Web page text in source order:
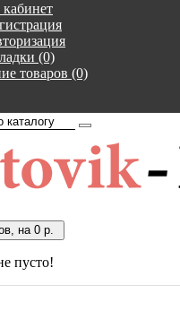
(0)
товаров (0)
на 0 р.
пусто!